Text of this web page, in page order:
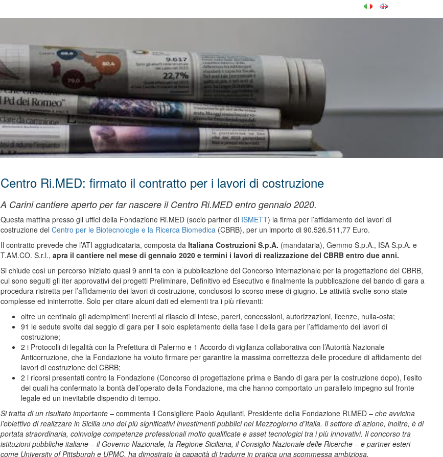
Centro Ri.MED: firmato il contratto per i lavori di costruzione
A Carini cantiere aperto per far nascere il Centro Ri.MED entro gennaio 2020.
Questa mattina presso gli uffici della Fondazione Ri.MED (socio partner di ISMETT) la firma per l’affidamento dei lavori di
costruzione del Centro per le Biotecnologie e la Ricerca Biomedica (CBRB), per un importo di 90.526.511,77 Euro.
Il contratto prevede che l’ATI aggiudicataria, composta da Italiana Costruzioni S.p.A. (mandataria), Gemmo S.p.A., ISA S.p.A. e
T.AM.CO. S.r.l., apra il cantiere nel mese di gennaio 2020 e termini i lavori di realizzazione del CBRB entro due anni.
Si chiude così un percorso iniziato quasi 9 anni fa con la pubblicazione del Concorso internazionale per la progettazione del CBRB,
cui sono seguiti gli iter approvativi dei progetti Preliminare, Definitivo ed Esecutivo e finalmente la pubblicazione del bando di gara a
procedura ristretta per l’affidamento dei lavori di costruzione, conclusosi lo scorso mese di giugno. Le attività svolte sono state
complesse ed ininterrotte. Solo per citare alcuni dati ed elementi tra i più rilevanti:
oltre un centinaio gli adempimenti inerenti al rilascio di intese, pareri, concessioni, autorizzazioni, licenze, nulla-osta;
91 le sedute svolte dal seggio di gara per il solo espletamento della fase I della gara per l’affidamento dei lavori di
costruzione;
2 i Protocolli di legalità con la Prefettura di Palermo e 1 Accordo di vigilanza collaborativa con l’Autorità Nazionale
Anticorruzione, che la Fondazione ha voluto firmare per garantire la massima correttezza delle procedure di affidamento dei
lavori di costruzione del CBRB;
2 i ricorsi presentati contro la Fondazione (Concorso di progettazione prima e Bando di gara per la costruzione dopo), l’esito
dei quali ha confermato la bontà dell’operato della Fondazione, ma che hanno comportato un parallelo impegno sul fronte
legale ed un inevitabile dispendio di tempo.
Si tratta di un risultato importante – commenta il Consigliere Paolo Aquilanti, Presidente della Fondazione Ri.MED – che avvicina
l’obiettivo di realizzare in Sicilia uno dei più significativi investimenti pubblici nel Mezzogiorno d’Italia. Il settore di azione, inoltre, è di
portata straordinaria, coinvolge competenze professionali molto qualificate e asset tecnologici tra i più innovativi. Il concorso tra
istituzioni pubbliche italiane – il Governo Nazionale, la Regione Siciliana, il Consiglio Nazionale delle Ricerche – e partner esteri
come University of Pittsburgh e UPMC, ha dimostrato la capacità di tradurre in pratica una scommessa ambiziosa.